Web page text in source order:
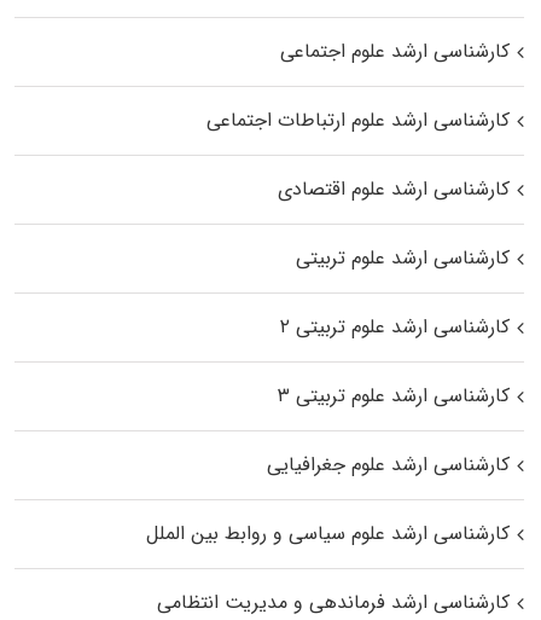
کارشناسی ارشد علوم اجتماعی
کارشناسی ارشد علوم ارتباطات اجتماعی
کارشناسی ارشد علوم اقتصادی
کارشناسی ارشد علوم تربیتی
کارشناسی ارشد علوم تربیتی ۲
کارشناسی ارشد علوم تربیتی ۳
کارشناسی ارشد علوم جغرافیایی
کارشناسی ارشد علوم سیاسی و روابط بین الملل
کارشناسی ارشد فرماندهی و مدیریت انتظامی